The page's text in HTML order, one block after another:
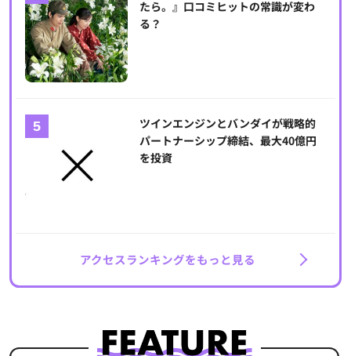
たら。』口コミヒットの常識が変わ
る？
ツインエンジンとバンダイが戦略的
パートナーシップ締結、最大40億円
を投資
アクセスランキングをもっと見る